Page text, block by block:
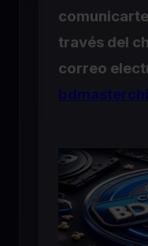
través del
correo